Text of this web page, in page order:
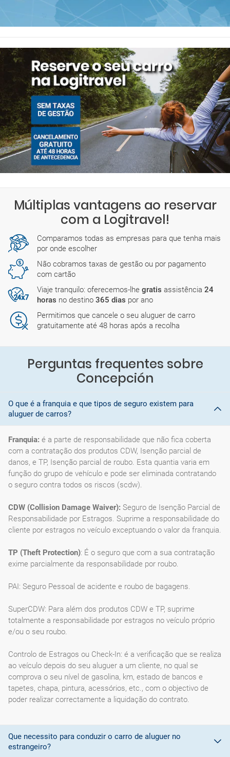
Múltiplas vantagens ao reservar
com a Logitravel!
Comparamos todas as empresas para que tenha mais
por onde escolher
Não cobramos taxas de gestão ou por pagamento
com cartão
Viaje tranquilo: oferecemos-lhe gratis assistência 24
horas no destino 365 dias por ano
Permitimos que cancele o seu aluguer de carro
gratuitamente até 48 horas após a recolha
Perguntas frequentes sobre
Concepción
O que é a franquia e que tipos de seguro existem para
aluguer de carros?
Franquia: é a parte de responsabilidade que não fica coberta
com a contratação dos produtos CDW, Isenção parcial de
danos, e TP, Isenção parcial de roubo. Esta quantia varia em
função do grupo de vehículo e pode ser eliminada contratando
o seguro contra todos os riscos (scdw).
CDW (Collision Damage Waiver): Seguro de Isenção Parcial de
Responsabilidade por Estragos. Suprime a responsabilidade do
cliente por estragos no veículo exceptuando o valor da franquia.
TP (Theft Protection): É o seguro que com a sua contratação
exime parcialmente da responsabilidade por roubo.
PAI: Seguro Pessoal de acidente e roubo de bagagens.
SuperCDW: Para além dos produtos CDW e TP, suprime
totalmente a responsabilidade por estragos no veículo próprio
e/ou o seu roubo.
Controlo de Estragos ou Check-In: é a verificação que se realiza
ao veículo depois do seu aluguer a um cliente, no qual se
comprova o seu nível de gasolina, km, estado de bancos e
tapetes, chapa, pintura, acessórios, etc., com o objectivo de
poder realizar correctamente a liquidação do contrato.
Que necessito para conduzir o carro de aluguer no
estrangeiro?